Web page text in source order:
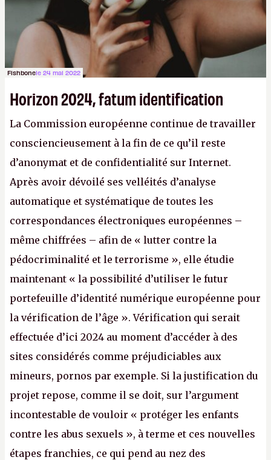
Fishbonele 24 mai 2022
Horizon 2024, fatum identification
La Commission européenne continue de travailler
consciencieusement à la fin de ce qu’il reste
d’anonymat et de confidentialité sur Internet.
Après avoir dévoilé ses velléités d’analyse
automatique et systématique de toutes les
correspondances électroniques européennes –
même chiffrées – afin de « lutter contre la
pédocriminalité et le terrorisme », elle étudie
maintenant « la possibilité d’utiliser le futur
portefeuille d’identité numérique européenne pour
la vérification de l’âge ». Vérification qui serait
effectuée d’ici 2024 au moment d’accéder à des
sites considérés comme préjudiciables aux
mineurs, pornos par exemple. Si la justification du
projet repose, comme il se doit, sur l’argument
incontestable de vouloir « protéger les enfants
contre les abus sexuels », à terme et ces nouvelles
étapes franchies, ce qui pend au nez des